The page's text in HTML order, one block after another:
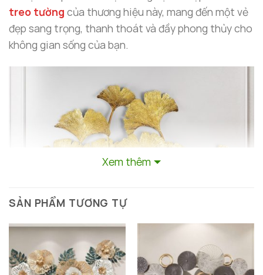
treo tường của thương hiệu này, mang đến một vẻ
đẹp sang trọng, thanh thoát và đầy phong thủy cho
không gian sống của bạn.
Xem thêm
SẢN PHẨM TƯƠNG TỰ